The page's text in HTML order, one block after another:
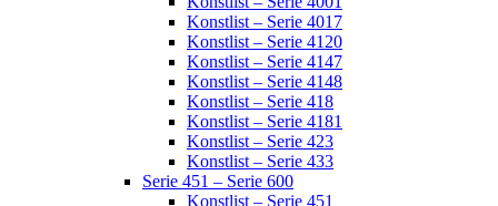
Konstlist – Serie 4017
Konstlist – Serie 4120
Konstlist – Serie 4147
Konstlist – Serie 4148
Konstlist – Serie 418
Konstlist – Serie 4181
Konstlist – Serie 423
Konstlist – Serie 433
Serie 451 – Serie 600
Konstlist – Serie 451